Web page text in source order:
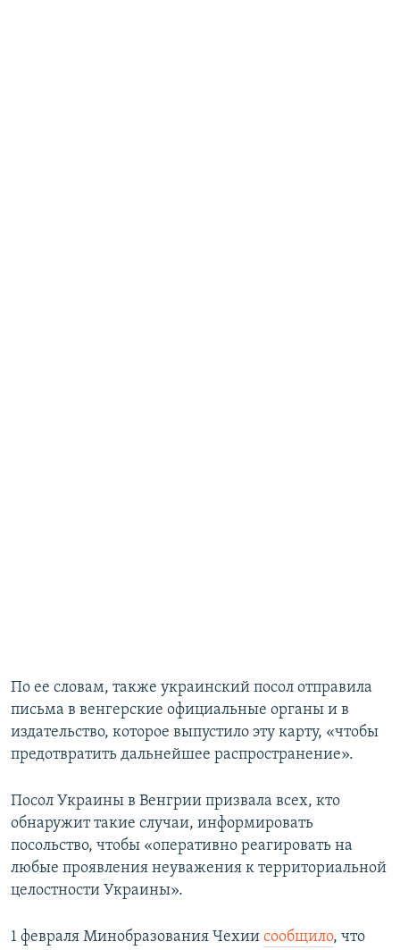
По ее словам, также украинский посол отправила
письма в венгерские официальные органы и в
издательство, которое выпустило эту карту, «чтобы
предотвратить дальнейшее распространение».
Посол Украины в Венгрии призвала всех, кто
обнаружит такие случаи, информировать
посольство, чтобы «оперативно реагировать на
любые проявления неуважения к территориальной
целостности Украины».
1 февраля Минобразования Чехии сообщило, что